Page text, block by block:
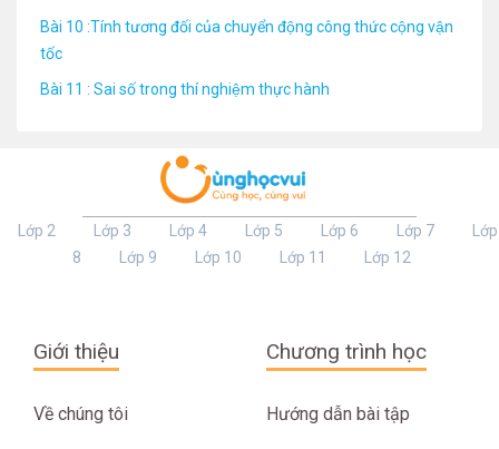
Bài 10 :Tính tương đối của chuyển động công thức cộng vận
tốc
Bài 11 : Sai số trong thí nghiệm thực hành
Lớp 2 Lớp 3 Lớp 4 Lớp 5 Lớp 6 Lớp 7
Lớp
8
Lớp 9 Lớp 10 Lớp 11 Lớp 12
Giới thiệu
Về chúng tôi
Chương trình học
Hướng dẫn bài tập